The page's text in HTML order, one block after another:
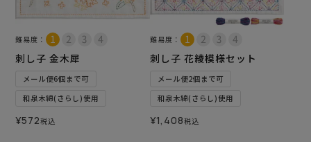
難易度：
刺し子 金木犀
メール便6個まで可
和泉木綿(さらし)使用
¥572税込
難易度：
刺し子 花綾模様セット
メール便2個まで可
和泉木綿(さらし)使用
¥1,408税込